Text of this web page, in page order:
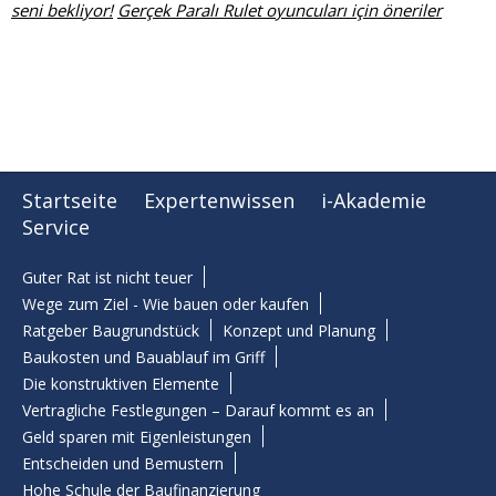
seni bekliyor! Gerçek Paralı Rulet oyuncuları için öneriler
Startseite Expertenwissen
i-Akademie
Service
Guter Rat ist nicht teuer
Wege zum Ziel - Wie bauen oder kaufen
Ratgeber Baugrundstück
Konzept und Planung
Baukosten und Bauablauf im Griff
Die konstruktiven Elemente
Vertragliche Festlegungen – Darauf kommt es an
Geld sparen mit Eigenleistungen
Entscheiden und Bemustern
Hohe Schule der Baufinanzierung